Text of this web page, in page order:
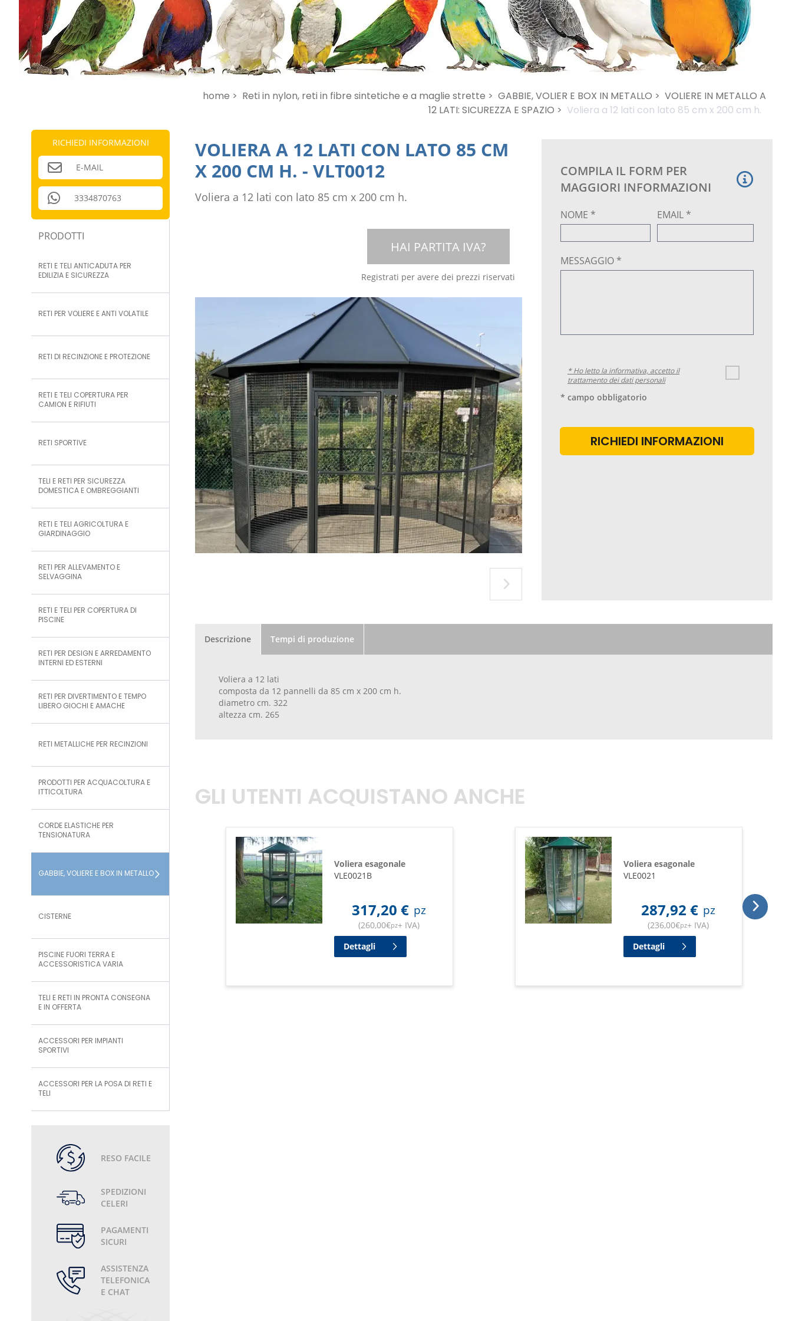
RICHIEDI INFORMAZIONI
E-MAIL
3334870763
PRODOTTI
RETI E TELI ANTICADUTA PER
EDILIZIA E SICUREZZA
RETI PER VOLIERE E ANTI VOLATILE
RETI DI RECINZIONE E PROTEZIONE
RETI E TELI COPERTURA PER
CAMION E RIFIUTI
RETI SPORTIVE
TELI E RETI PER SICUREZZA
DOMESTICA E OMBREGGIANTI
RETI E TELI AGRICOLTURA E
GIARDINAGGIO
RETI PER ALLEVAMENTO E
SELVAGGINA
RETI E TELI PER COPERTURA DI
PISCINE
RETI PER DESIGN E ARREDAMENTO
INTERNI ED ESTERNI
RETI PER DIVERTIMENTO E TEMPO
LIBERO GIOCHI E AMACHE
RETI METALLICHE PER RECINZIONI
PRODOTTI PER ACQUACOLTURA E
ITTICOLTURA
CORDE ELASTICHE PER
TENSIONATURA
GABBIE, VOLIERE E BOX IN METALLO
CISTERNE
PISCINE FUORI TERRA E
ACCESSORISTICA VARIA
TELI E RETI IN PRONTA CONSEGNA
E IN OFFERTA
ACCESSORI PER IMPIANTI
SPORTIVI
ACCESSORI PER LA POSA DI RETI E
TELI
RESO FACILE
SPEDIZIONI
CELERI
PAGAMENTI
SICURI
ASSISTENZA
TELEFONICA
E CHAT
home > Reti in nylon, reti in fibre sintetiche e a maglie strette > GABBIE, VOLIER E BOX IN METALLO > VOLIERE IN METALLO A
12 LATI: SICUREZZA E SPAZIO > Voliera a 12 lati con lato 85 cm x 200 cm h.
VOLIERA A 12 LATI CON LATO 85 CM
X 200 CM H. - VLT0012
Voliera a 12 lati con lato 85 cm x 200 cm h.
HAI PARTITA IVA?
Registrati per avere dei prezzi riservati
COMPILA IL FORM PER
MAGGIORI INFORMAZIONI
NOME * EMAIL *
MESSAGGIO *
* Ho letto la informativa, accetto il
trattamento dei dati personali
* campo obbligatorio
Descrizione Tempi di produzione
Voliera a 12 lati
composta da 12 pannelli da 85 cm x 200 cm h.
diametro cm. 322
altezza cm. 265
GLI UTENTI ACQUISTANO ANCHE
Voliera esagonale
VLE0021B
317,20 € pz
(260,00€pz+ IVA)
Dettagli
Voliera esagonale
VLE0021
287,92 € pz
(236,00€pz+ IVA)
Dettagli